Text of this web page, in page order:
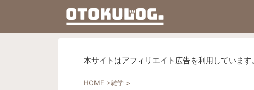
本サイトはアフィリエイト広告を利用しています。
HOME >雑学 >